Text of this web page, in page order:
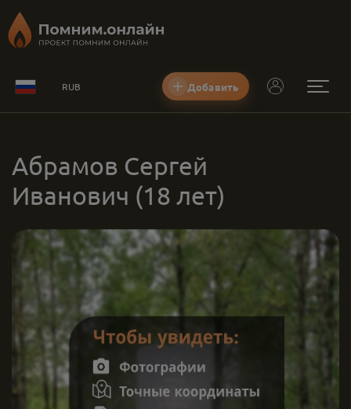
RUB Добавить
Абрамов Сергей
Иванович (18 лет)